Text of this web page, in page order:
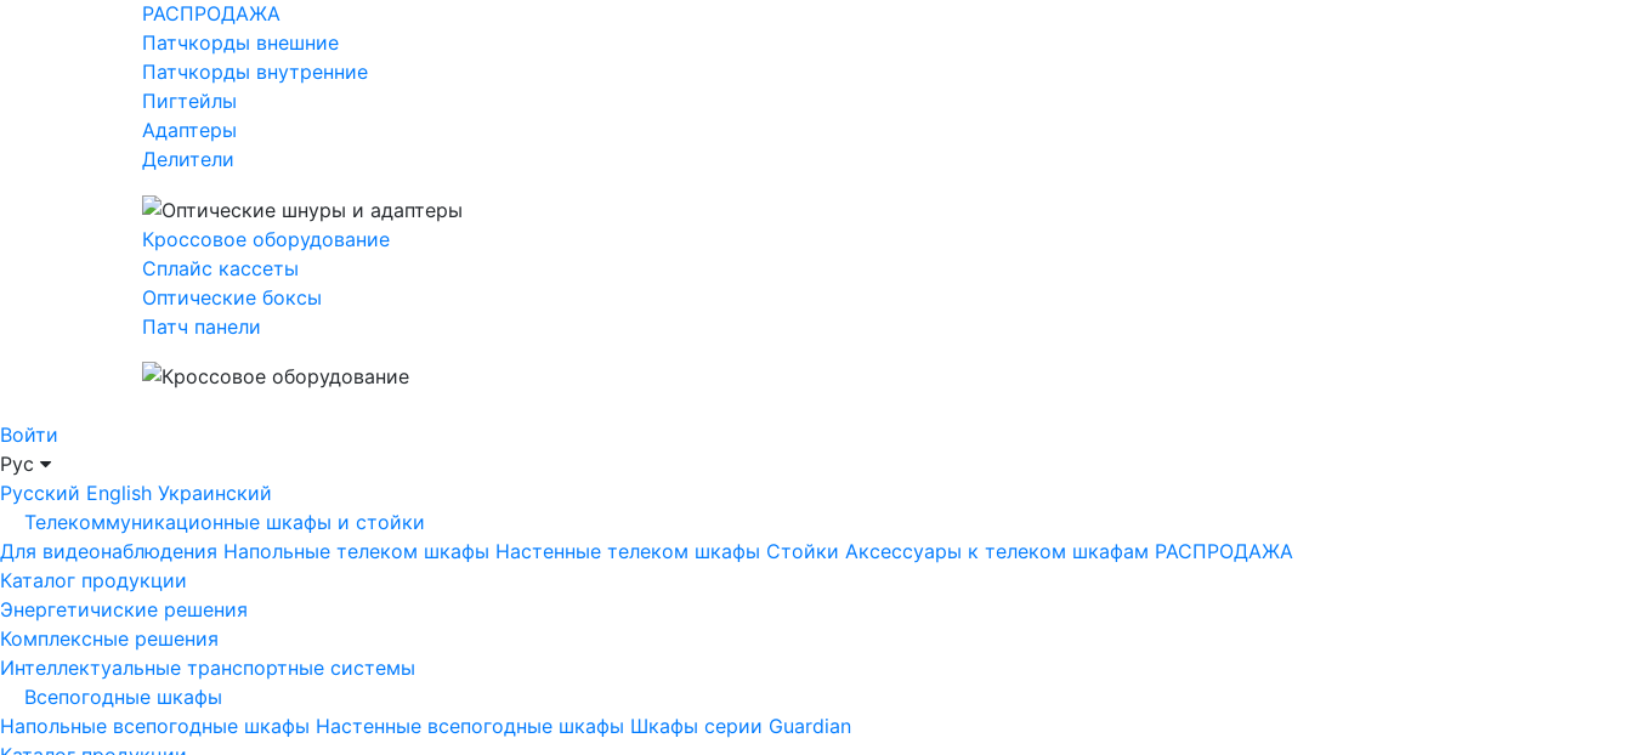
РАСПРОДАЖА
Патчкорды внешние
Патчкорды внутренние
Пигтейлы
Адаптеры
Делители
Кроссовое оборудование
Сплайс кассеты
Оптические боксы
Патч панели
Войти
Рус
Русский English Украинский
Телекоммуникационные шкафы и стойки
Для видеонаблюдения Напольные телеком шкафы Настенные телеком шкафы Стойки Аксессуары к телеком шкафам РАСПРОДАЖА
Каталог продукции
Энергетичиские решения
Комплексные решения
Интеллектуальные транспортные системы
Всепогодные шкафы
Напольные всепогодные шкафы Настенные всепогодные шкафы Шкафы серии Guardian